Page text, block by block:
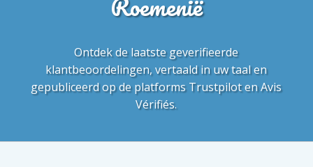
Ontdek de laatste geverifieerde
klantbeoordelingen, vertaald in uw taal en
gepubliceerd op de platforms Trustpilot en Avis
Vérifiés.